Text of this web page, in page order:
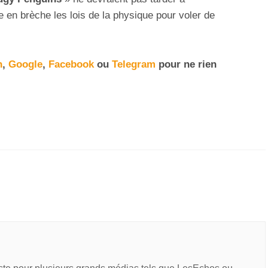
en brèche les lois de la physique pour voler de
, Google, Facebook ou Telegram pour ne rien